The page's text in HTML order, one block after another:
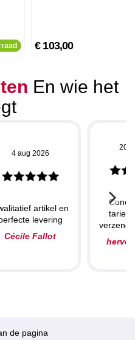
€ 103,00
En wie het
4 aug 2026
artikel en
levering
Cécile Fallot
20
herve
de pagina